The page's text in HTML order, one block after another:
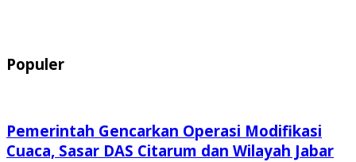
Populer
Pemerintah Gencarkan Operasi Modifikasi
Cuaca, Sasar DAS Citarum dan Wilayah Jabar